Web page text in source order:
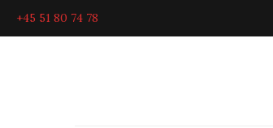
+45 51 80 74 78